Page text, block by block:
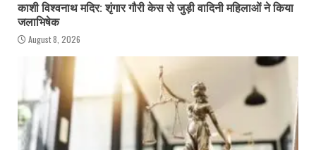
काशी विश्वनाथ मदिर: शृंगार गौरी केस से जुड़ी वादिनी महिलाओं ने किया
जलाभिषेक
August 8, 2026